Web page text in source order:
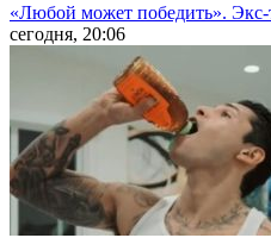
«Любой может победить».
сегодня, 20:06